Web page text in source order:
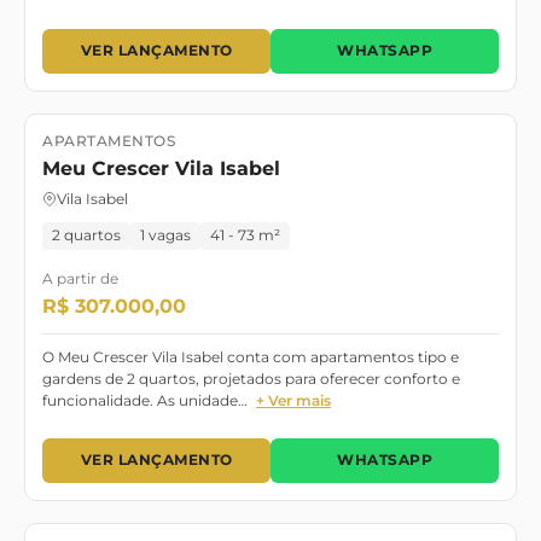
VER LANÇAMENTO WHATSAPP
Lançamento
APARTAMENTOS
Meu Crescer Vila Isabel
Vila Isabel
2 quartos 1 vagas 41 - 73 m²
A partir de
R$ 307.000,00
O Meu Crescer Vila Isabel conta com apartamentos tipo e
gardens de 2 quartos, projetados para oferecer conforto e
funcionalidade. As unidade… + Ver mais
VER LANÇAMENTO WHATSAPP